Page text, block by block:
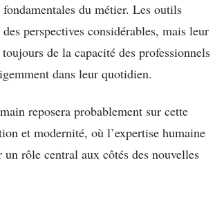
fondamentales du métier. Les outils
perspectives considérables, mais leur
de la capacité des professionnels
dans leur quotidien.
reposera probablement sur cette
et modernité, où l’expertise humaine
rôle central aux côtés des nouvelles